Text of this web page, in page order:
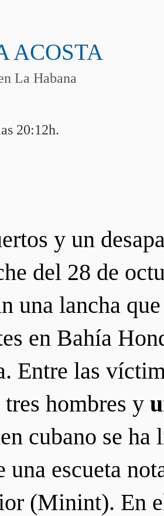
ACOSTA
La Habana
20:12h.
y un
del 28 de
una lancha
en Bahía
Entre las
hombres y
cubano se
una escueta
(Minint). En